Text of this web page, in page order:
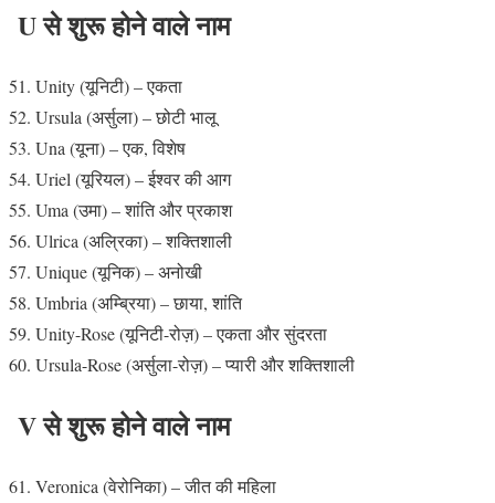
U से शुरू होने वाले नाम
Unity (यूनिटी) – एकता
Ursula (अर्सुला) – छोटी भालू
Una (यूना) – एक, विशेष
Uriel (यूरियल) – ईश्वर की आग
Uma (उमा) – शांति और प्रकाश
Ulrica (अल्रिका) – शक्तिशाली
Unique (यूनिक) – अनोखी
Umbria (अम्ब्रिया) – छाया, शांति
Unity-Rose (यूनिटी-रोज़) – एकता और सुंदरता
Ursula-Rose (अर्सुला-रोज़) – प्यारी और शक्तिशाली
V से शुरू होने वाले नाम
Veronica (वेरोनिका) – जीत की महिला